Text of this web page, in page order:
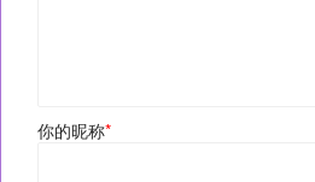
你的昵称*